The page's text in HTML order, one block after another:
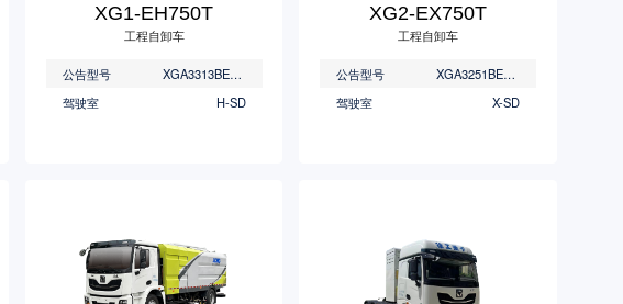
XG1-EH750T
工程自卸车
公告型号
XGA3313BEVWE2A
驾驶室
H-SD
XG2-EX750T
工程自卸车
公告型号
XGA3251BEVWCA
驾驶室
X-SD